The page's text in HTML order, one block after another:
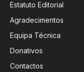
Estatuto Editorial
Agradecimentos
Equipa Técnica
Donativos
Contactos